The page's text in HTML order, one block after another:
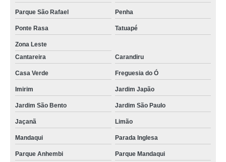
Parque São Rafael Penha
Ponte Rasa Tatuapé
Zona Leste
Cantareira
Carandiru
Casa Verde Freguesia do Ó
Imirim Jardim Japão
Jardim São Bento Jardim São Paulo
Jaçanã Limão
Mandaqui Parada Inglesa
Parque Anhembi Parque Mandaqui